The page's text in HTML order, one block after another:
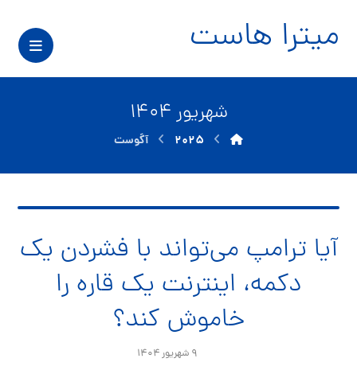
میترا هاست
شهریور ۱۴۰۴
۲۰۲۵ آگوست
آیا ترامپ می‌تواند با فشردن یک
دکمه، اینترنت یک قاره را
خاموش کند؟
۹ شهریور ۱۴۰۴